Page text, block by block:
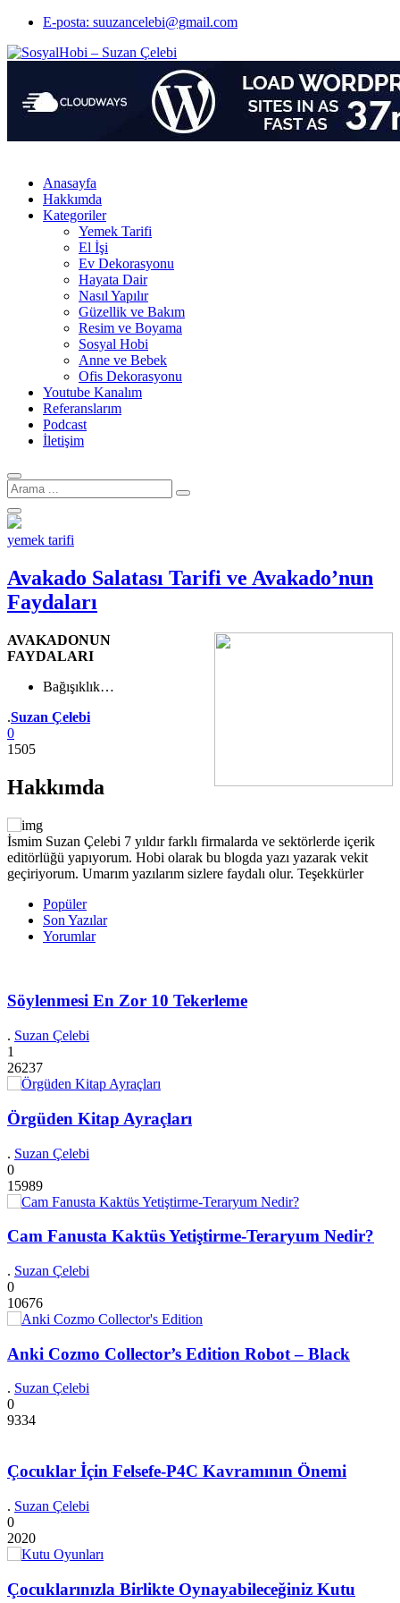
E-posta: suuzancelebi@gmail.com
Anasayfa
Hakkımda
Kategoriler
Yemek Tarifi
El İşi
Ev Dekorasyonu
Hayata Dair
Nasıl Yapılır
Güzellik ve Bakım
Resim ve Boyama
Sosyal Hobi
Anne ve Bebek
Ofis Dekorasyonu
Youtube Kanalım
Referanslarım
Podcast
İletişim
Arama
için:
yemek tarifi
Avakado Salatası Tarifi ve Avakado’nun
Faydaları
AVAKADONUN
FAYDALARI
Bağışıklık…
Yazar
.Suzan Çelebi
0
1505
Hakkımda
İsmim Suzan Çelebi 7 yıldır farklı firmalarda ve sektörlerde içerik
editörlüğü yapıyorum. Hobi olarak bu blogda yazı yazarak vekit
geçiriyorum. Umarım yazılarım sizlere faydalı olur. Teşekkürler
Popüler
Son Yazılar
Yorumlar
Söylenmesi En Zor 10 Tekerleme
. Suzan Çelebi
1
26237
Örgüden Kitap Ayraçları
. Suzan Çelebi
0
15989
Cam Fanusta Kaktüs Yetiştirme-Teraryum Nedir?
. Suzan Çelebi
0
10676
Anki Cozmo Collector’s Edition Robot – Black
. Suzan Çelebi
0
9334
Çocuklar İçin Felsefe-P4C Kavramının Önemi
. Suzan Çelebi
0
2020
Çocuklarınızla Birlikte Oynayabileceğiniz Kutu